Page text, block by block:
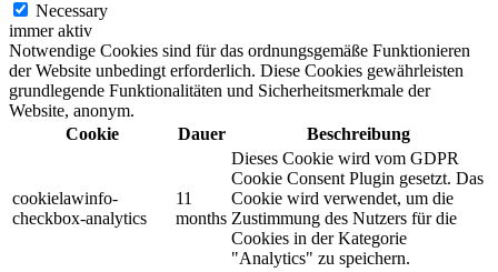
Necessary
immer aktiv
Notwendige Cookies sind für das ordnungsgemäße Funktionieren
der Website unbedingt erforderlich. Diese Cookies gewährleisten
grundlegende Funktionalitäten und Sicherheitsmerkmale der
Website, anonym.
Cookie
Dauer Beschreibung
cookielawinfo-
checkbox-analytics
11
months
Dieses Cookie wird vom GDPR
Cookie Consent Plugin gesetzt. Das
Cookie wird verwendet, um die
Zustimmung des Nutzers für die
Cookies in der Kategorie
"Analytics" zu speichern.